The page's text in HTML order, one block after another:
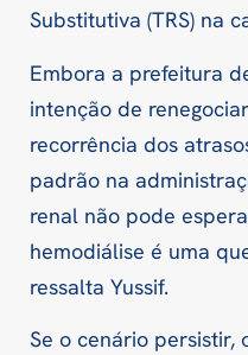
Substitutiva (TRS) na
Embora a prefeitura
intenção de
recorrência dos
padrão na
renal não pode
hemodiálise é uma
ressalta Yussif.
Se o cenário persistir,